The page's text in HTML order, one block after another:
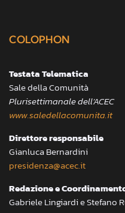
COLOPHON
Testata Telematica
Sale della Comunità
Plurisettimanale dell’ACEC
www.saledellacomunita.it
Direttore responsabile
Gianluca Bernardini
presidenza@acec.it
Redazione e
Gabriele Lingiardi e Stefano